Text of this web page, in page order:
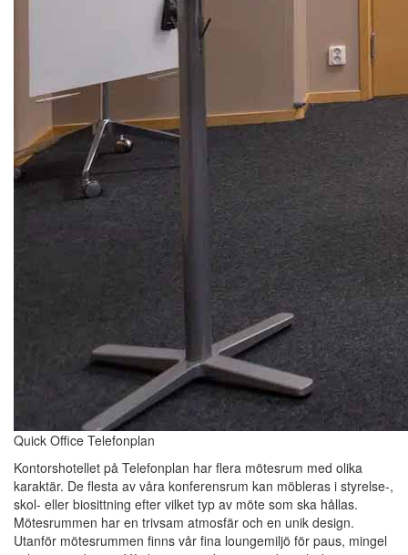
Quick Office Telefonplan
Kontorshotellet på Telefonplan har flera mötesrum med olika
karaktär. De flesta av våra konferensrum kan möbleras i styrelse-,
skol- eller biosittning efter vilket typ av möte som ska hållas.
Mötesrummen har en trivsam atmosfär och en unik design.
Utanför mötesrummen finns vår fina loungemiljö för paus, mingel